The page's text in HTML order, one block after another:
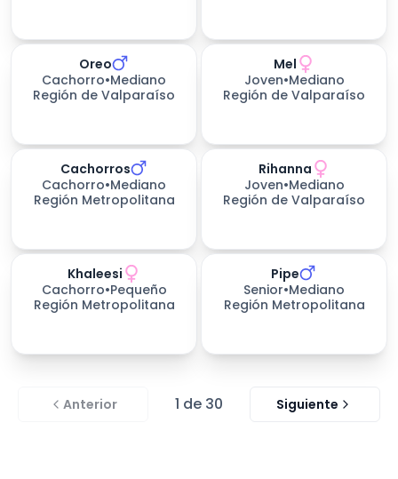
Oreo
Cachorro•Mediano
Región de Valparaíso
Mel
Joven•Mediano
Región de Valparaíso
Cachorros
Cachorro•Mediano
Región Metropolitana
días esperando
Rihanna
Joven•Mediano
Región de Valparaíso
Khaleesi
Cachorro•Pequeño
Región Metropolitana
Pipe
Senior•Mediano
Región Metropolitana
Anterior 1 de 30 Siguiente